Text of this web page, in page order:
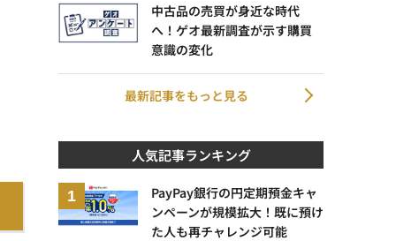
中古品の売買が身近な時代
へ！ゲオ最新調査が示す購買
意識の変化
最新記事をもっと見る
人気記事ランキング
PayPay銀行の円定期預金キャ
ンペーンが規模拡大！既に預け
た人も再チャレンジ可能